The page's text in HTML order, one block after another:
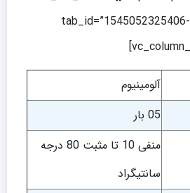
title=”مشخصات کلی” tab_id=”1545052325406-
آلومینیوم
05 بار
منفی 10 تا مثبت 80 درجه
سانتیگراد